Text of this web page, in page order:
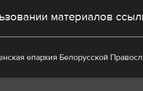
материалов
епархия Белорусской